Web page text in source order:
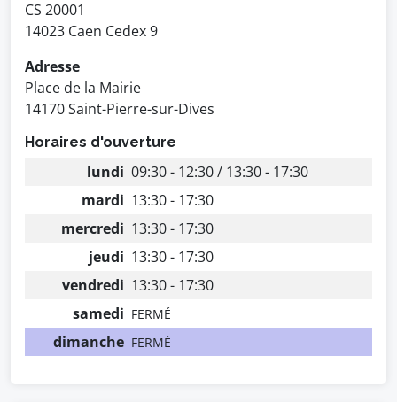
CS 20001
14023 Caen Cedex 9
Adresse
Place de la Mairie
14170 Saint-Pierre-sur-Dives
Horaires d'ouverture
lundi 09:30 - 12:30 / 13:30 - 17:30
mardi 13:30 - 17:30
mercredi 13:30 - 17:30
jeudi 13:30 - 17:30
vendredi 13:30 - 17:30
samedi FERMÉ
dimanche FERMÉ